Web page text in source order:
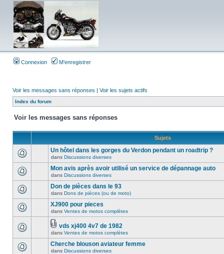
Connexion M’enregistrer
Voir les messages sans réponses | Voir les sujets actifs
Index du forum
Voir les messages sans réponses
Sujets
Un hôtel dans les gorges du Verdon pendant un roadtrip ?
dans Discussions diverses
Mon avis après avoir utilisé un service de dépannage auto
dans Discussions diverses
Don de pièces dans le 93
dans Dons de pièces (ou de moto)
XJ900 pour pieces
dans Ventes de motos complètes
vds xj400 4v7 de 1982
dans Ventes de motos complètes
Cherche blouson aviateur femme
dans Discussions diverses